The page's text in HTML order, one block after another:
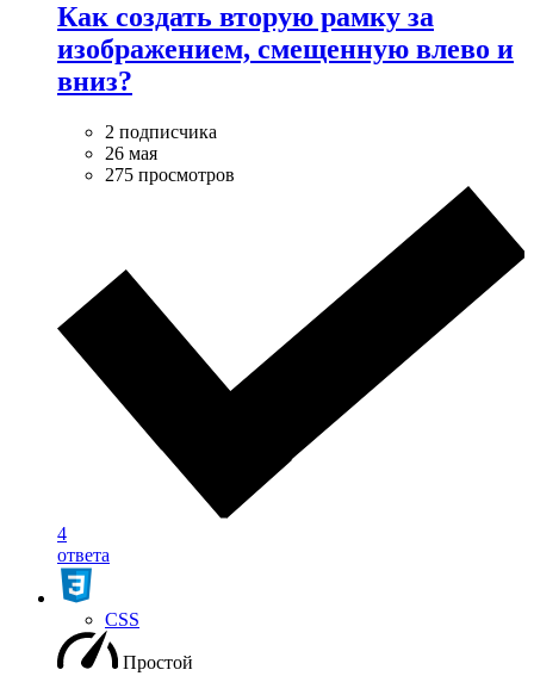
Как создать вторую рамку за
изображением, смещенную влево и
вниз?
2 подписчика
26 мая
275 просмотров
4
ответа
CSS
Простой